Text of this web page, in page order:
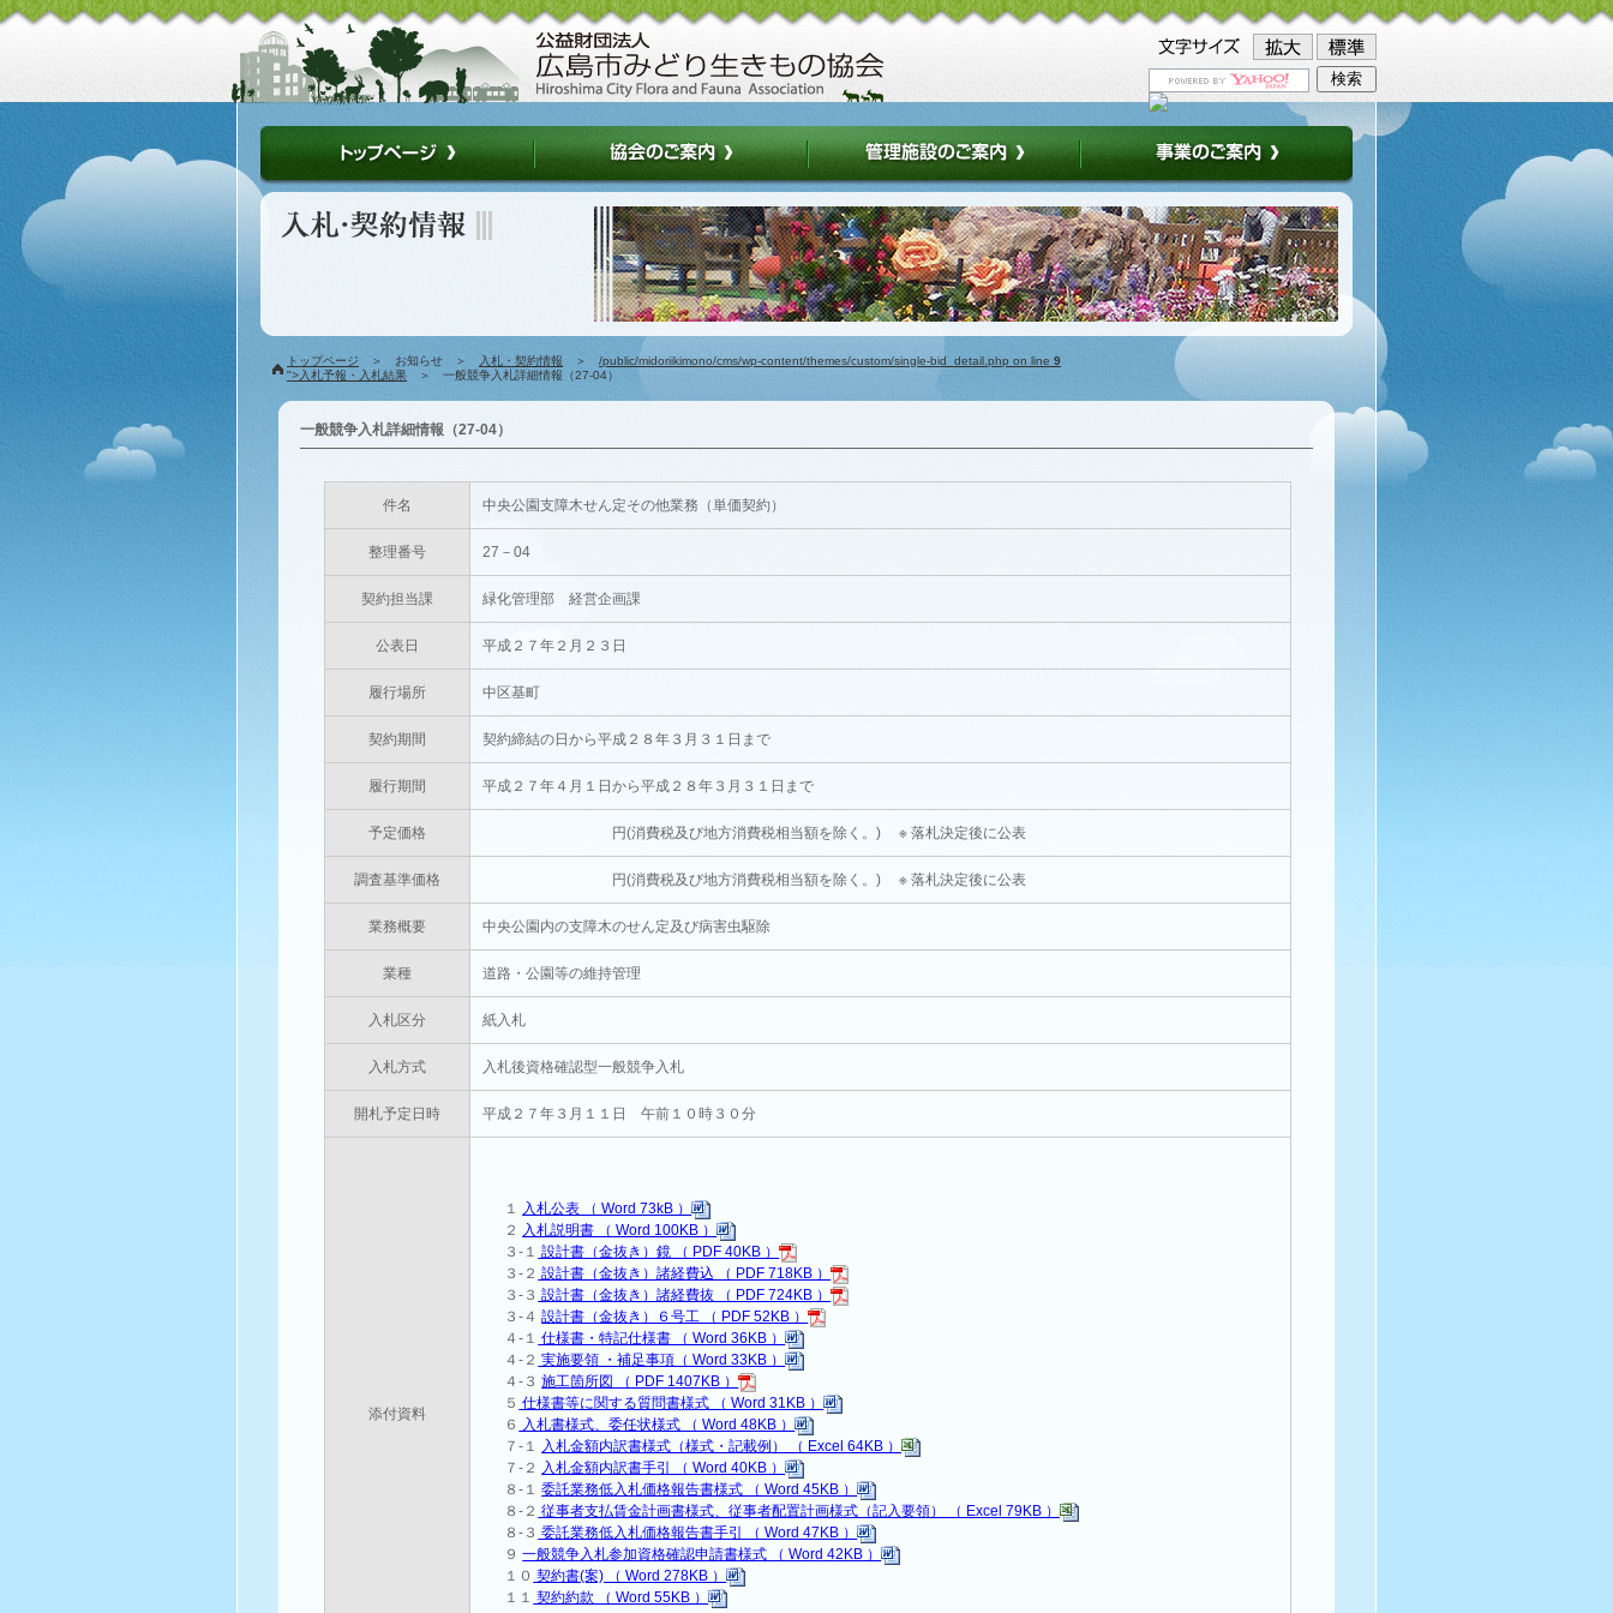
トップページ ＞ お知らせ ＞ 入札・契約情報 ＞ /public/midoriikimono/cms/wp-content/themes/custom/single-bid_detail.php on line 9
">入札予報・入札結果 ＞ 一般競争入札詳細情報（27-04）
一般競争入札詳細情報（27-04）
件名 中央公園支障木せん定その他業務（単価契約）
整理番号 27－04
契約担当課 緑化管理部 経営企画課
公表日 平成２７年２月２３日
履行場所 中区基町
契約期間 契約締結の日から平成２８年３月３１日まで
履行期間 平成２７年４月１日から平成２８年３月３１日まで
予定価格 円(消費税及び地方消費税相当額を除く。) ※ 落札決定後に公表
調査基準価格 円(消費税及び地方消費税相当額を除く。) ※ 落札決定後に公表
業務概要 中央公園内の支障木のせん定及び病害虫駆除
業種 道路・公園等の維持管理
入札区分 紙入札
入札方式 入札後資格確認型一般競争入札
開札予定日時 平成２７年３月１１日 午前１０時３０分
添付資料
１ 入札公表 （ Word 73kB ）
２ 入札説明書 （ Word 100KB ）
３-１ 設計書（金抜き）鏡 （ PDF 40KB ）
３-２ 設計書（金抜き）諸経費込 （ PDF 718KB ）
３-３ 設計書（金抜き）諸経費抜 （ PDF 724KB ）
３-４設計書（金抜き）６号工 （ PDF 52KB ）
４-１ 仕様書・特記仕様書 （ Word 36KB ）
４-２ 実施要領 ・補足事項（ Word 33KB ）
４-３施工箇所図 （ PDF 1407KB ）
５ 仕様書等に関する質問書様式 （ Word 31KB ）
６ 入札書様式、委任状様式 （ Word 48KB ）
７-１ 入札金額内訳書様式（様式・記載例） （ Excel 64KB ）
７-２ 入札金額内訳書手引 （ Word 40KB ）
８-１委託業務低入札価格報告書様式 （ Word 45KB ）
８-２ 従事者支払賃金計画書様式、従事者配置計画様式（記入要領） （ Excel 79KB ）
８-３ 委託業務低入札価格報告書手引 （ Word 47KB ）
９一般競争入札参加資格確認申請書様式 （ Word 42KB ）
１０ 契約書(案) （ Word 278KB ）
１１ 契約約款 （ Word 55KB ）